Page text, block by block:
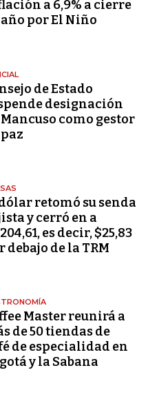
a 6,9% a cierre
año por El Niño
de Estado
designación
Mancuso como gestor
retomó su senda
y cerró en a
es decir, $25,83
debajo de la TRM
Master reunirá a
de 50 tiendas de
de especialidad en
y la Sabana